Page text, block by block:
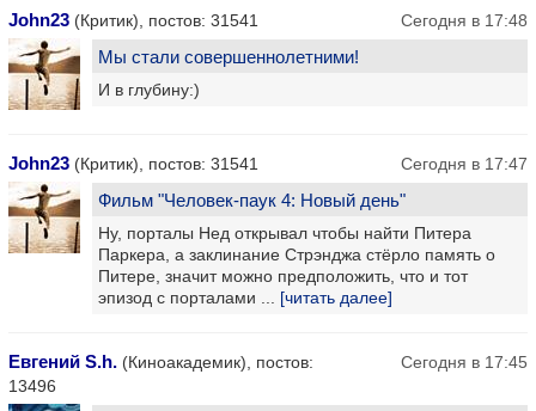
John23 (Критик), постов: 31541 Сегодня в 17:48
Мы стали совершеннолетними!
И в глубину:)
John23 (Критик), постов: 31541 Сегодня в 17:47
Фильм "Человек-паук 4: Новый день"
Ну, порталы Нед открывал чтобы найти Питера
Паркера, а заклинание Стрэнджа стёрло память о
Питере, значит можно предположить, что и тот
эпизод с порталами ... [читать далее]
Евгений S.h. (Киноакадемик), постов:
13496
Сегодня в 17:45